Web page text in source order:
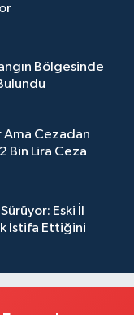
Bölgesinde
Ama Cezadan
Bin Lira Ceza
Eski İl
İstifa Ettiğini